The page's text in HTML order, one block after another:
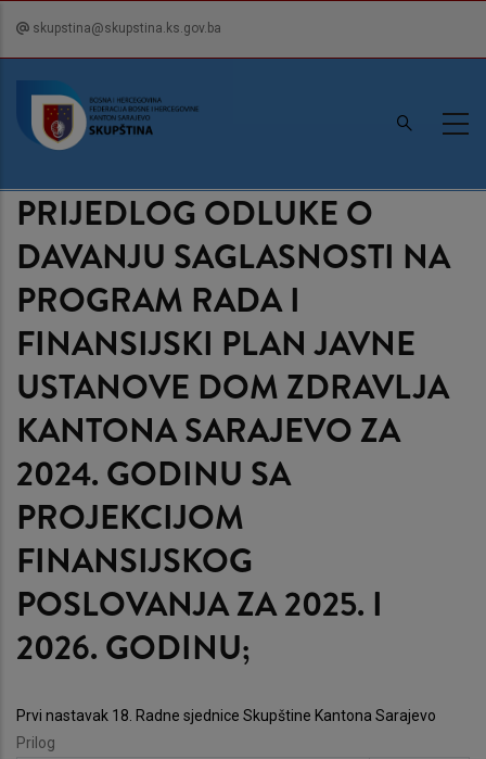
content
skupstina@skupstina.ks.gov.ba
PRIJEDLOG ODLUKE O
DAVANJU SAGLASNOSTI NA
PROGRAM RADA I
FINANSIJSKI PLAN JAVNE
USTANOVE DOM ZDRAVLJA
KANTONA SARAJEVO ZA
2024. GODINU SA
PROJEKCIJOM
FINANSIJSKOG
POSLOVANJA ZA 2025. I
2026. GODINU;
Prvi nastavak 18. Radne sjednice Skupštine Kantona Sarajevo
Prilog